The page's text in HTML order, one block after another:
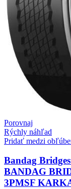
Porovnaj
Rýchly náhľad
Pridať medzi
Bandag
BANDAG
3PMSF